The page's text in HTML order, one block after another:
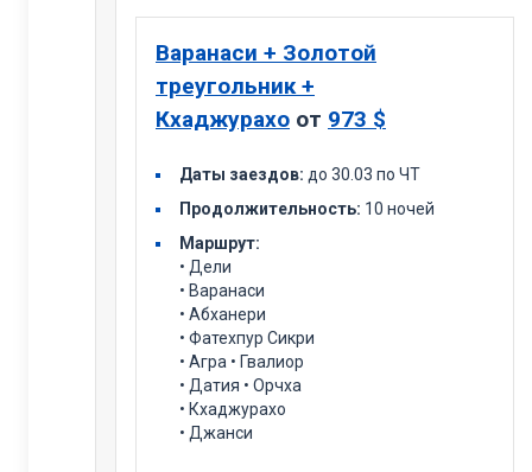
Варанаси + Золотой
треугольник +
Кхаджурахо от 973 $
Даты заездов: до 30.03 по ЧТ
Продолжительность: 10 ночей
Маршрут:
• Дели
• Варанаси
• Абханери
• Фатехпур Сикри
• Агра • Гвалиор
• Датия • Орчха
• Кхаджурахо
• Джанси